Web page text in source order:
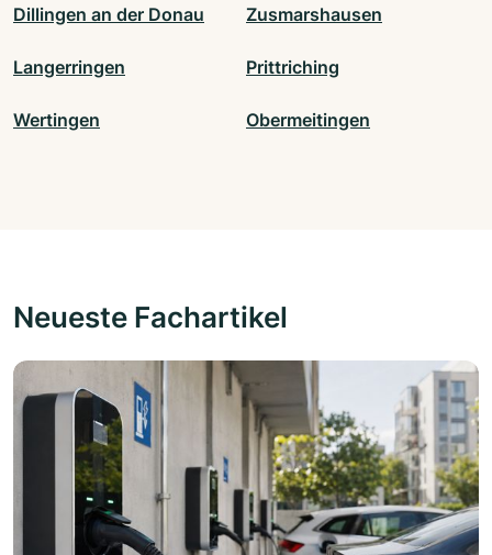
Dillingen an der Donau Zusmarshausen
Langerringen Prittriching
Wertingen Obermeitingen
Neueste Fachartikel